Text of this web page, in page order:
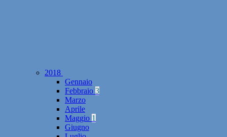
2018
Gennaio
Febbraio 3
Marzo
Aprile
Maggio 1
Giugno